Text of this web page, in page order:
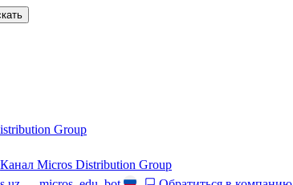
Group
Канал Micros Distribution Group